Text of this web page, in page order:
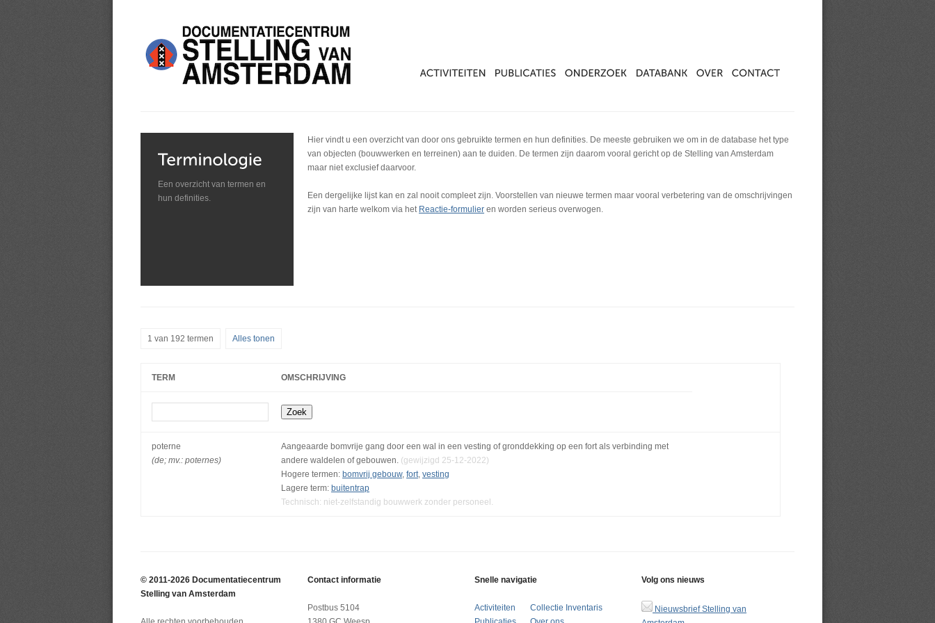
Een overzicht van termen en
hun definities.
Hier vindt u een overzicht van door ons gebruikte termen en hun definities. De meeste gebruiken we om in de database het type
van objecten (bouwwerken en terreinen) aan te duiden. De termen zijn daarom vooral gericht op de Stelling van Amsterdam
maar niet exclusief daarvoor.
Een dergelijke lijst kan en zal nooit compleet zijn. Voorstellen van nieuwe termen maar vooral verbetering van de omschrijvingen
zijn van harte welkom via het Reactie-formulier en worden serieus overwogen.
1 van 192 termen Alles tonen
TERM OMSCHRIJVING
poterne
(de; mv.: poternes)
Aangeaarde bomvrije gang door een wal in een vesting of gronddekking op een fort als verbinding met
andere waldelen of gebouwen. (gewijzigd 25-12-2022)
Hogere termen: bomvrij gebouw, fort, vesting
Lagere term: buitentrap
Technisch: niet-zelfstandig bouwwerk zonder personeel.
© 2011-2026 Documentatiecentrum
Stelling van Amsterdam
Contact informatie
Postbus 5104
Snelle navigatie
Activiteiten
Collectie Inventaris
Volg ons nieuws
Nieuwsbrief Stelling van